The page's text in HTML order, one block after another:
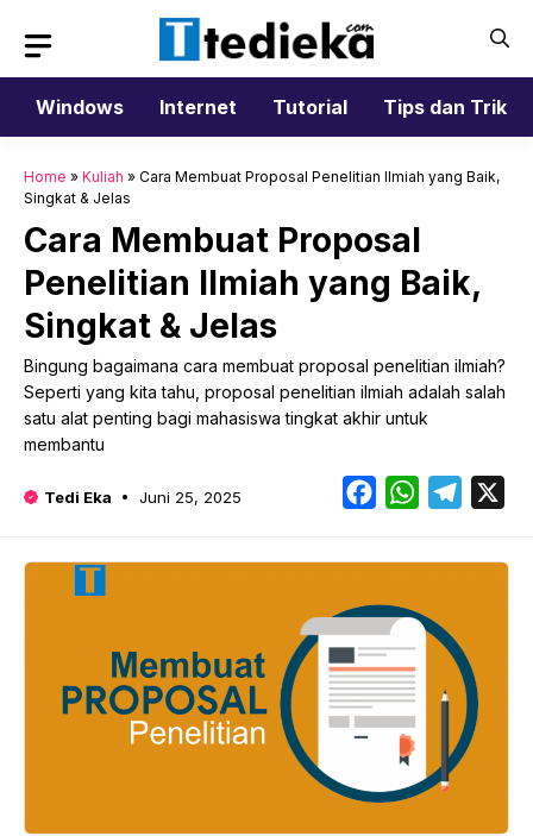
isi
Windows
Internet Tutorial Tips dan Trik
Home » Kuliah » Cara Membuat Proposal Penelitian Ilmiah yang Baik,
Singkat & Jelas
Cara Membuat Proposal
Penelitian Ilmiah yang Baik,
Singkat & Jelas
Bingung bagaimana cara membuat proposal penelitian ilmiah?
Seperti yang kita tahu, proposal penelitian ilmiah adalah salah
satu alat penting bagi mahasiswa tingkat akhir untuk
membantu
Tedi Eka Juni 25, 2025 FacebookWhatsApp